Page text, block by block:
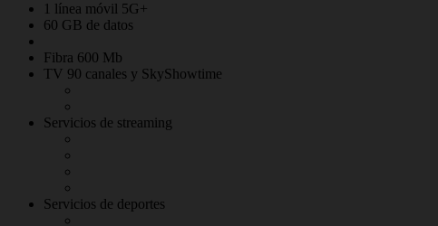
1 línea móvil 5G+
60 GB de datos
Fibra 600 Mb
TV 90 canales y SkyShowtime
Servicios de streaming
Servicios de deportes